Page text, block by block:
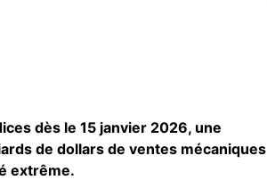
dès le 15 janvier 2026, une
de dollars de ventes mécaniques
extrême.